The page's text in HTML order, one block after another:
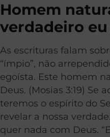
Homem
verdadeiro eu
As escrituras falam
“ímpio”, não
egoísta. Este homem
Deus. (Mosias 3:19) Se
teremos o espírito do
revelar a nossa
quer nada com Deus.